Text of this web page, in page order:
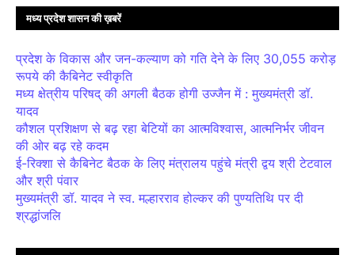
मध्य प्रदेश शासन की ख़बरें
प्रदेश के विकास और जन-कल्याण को गति देने के लिए 30,055 करोड़
रूपये की कैबिनेट स्वीकृति
मध्य क्षेत्रीय परिषद् की अगली बैठक होगी उज्जैन में : मुख्यमंत्री डॉ.
यादव
कौशल प्रशिक्षण से बढ़ रहा बेटियों का आत्मविश्वास, आत्मनिर्भर जीवन
की ओर बढ़ रहे कदम
ई-रिक्शा से कैबिनेट बैठक के लिए मंत्रालय पहुंचे मंत्री द्वय श्री टेटवाल
और श्री पंवार
मुख्यमंत्री डॉ. यादव ने स्व. मल्हारराव होल्कर की पुण्यतिथि पर दी
श्रद्धांजलि